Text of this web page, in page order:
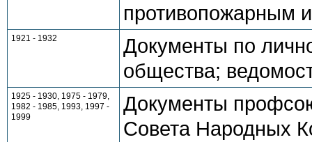
противопожарным
1921 - 1932
Документы по
общества;
1925 - 1930, 1975 - 1979,
1982 - 1985, 1993, 1997 -
1999
Документы
Совета Народных